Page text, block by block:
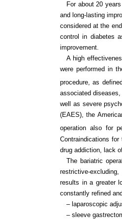
For about 20
and long-lasting
considered at the
control in diabetes
improvement.
A high
were performed in
procedure, as
associated
well as severe
(EAES), the
operation also for
Contraindications
drug addiction, lack
The bariatric
restrictive-
results in a greater
constantly refined
– laparoscopic
– sleeve